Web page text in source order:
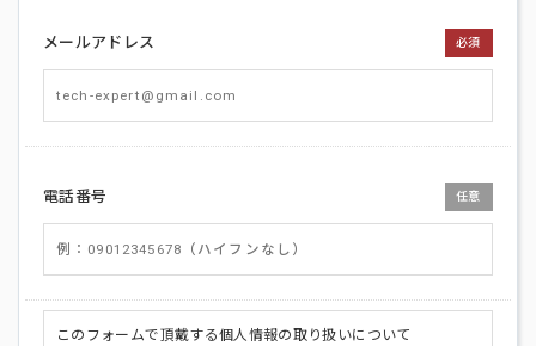
メールアドレス 必須
電話番号 任意
このフォームで頂戴する個人情報の取り扱いについて